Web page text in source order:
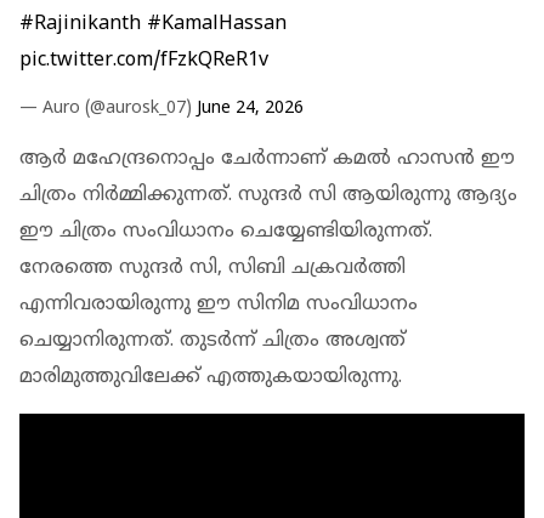
#Rajinikanth #KamalHassan
pic.twitter.com/fFzkQReR1v
— Auro (@aurosk_07) June 24, 2026
ആർ മഹേന്ദ്രനൊപ്പം ചേർന്നാണ് കമൽ ഹാസൻ ഈ
ചിത്രം നിർമ്മിക്കുന്നത്. സുന്ദർ സി ആയിരുന്നു ആദ്യം
ഈ ചിത്രം സംവിധാനം ചെയ്യേണ്ടിയിരുന്നത്.
നേരത്തെ സുന്ദർ സി, സിബി ചക്രവർത്തി
എന്നിവരായിരുന്നു ഈ സിനിമ സംവിധാനം
ചെയ്യാനിരുന്നത്. തുടർന്ന് ചിത്രം അശ്വന്ത്
മാരിമുത്തുവിലേക്ക് എത്തുകയായിരുന്നു.